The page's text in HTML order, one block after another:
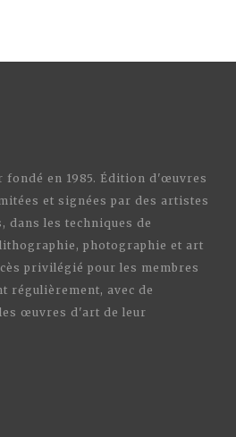
fondé en 1985. Édition d'œuvres
et signées par des artistes
dans les techniques de
photographie et art
privilégié pour les membres
régulièrement, avec de
œuvres d'art de leur